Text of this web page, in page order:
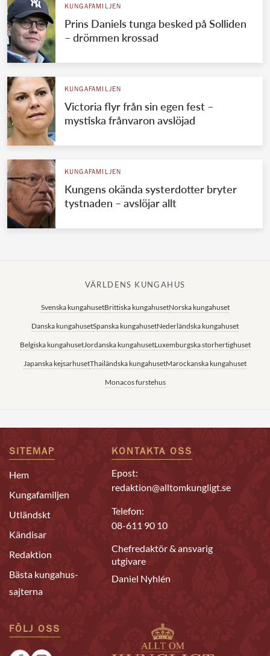
KUNGAFAMILJEN
Prins Daniels tunga besked på Solliden
– drömmen krossad
KUNGAFAMILJEN
Victoria flyr från sin egen fest –
mystiska frånvaron avslöjad
KUNGAFAMILJEN
Kungens okända systerdotter bryter
tystnaden – avslöjar allt
VÄRLDENS KUNGAHUS
Svenska kungahusetBrittiska kungahusetNorska kungahuset
Danska kungahusetSpanska kungahusetNederländska kungahuset
Belgiska kungahusetJordanska kungahusetLuxemburgska storhertighuset
Japanska kejsarhusetThailändska kungahusetMarockanska kungahuset
Monacos furstehus
SITEMAP
Hem
Kungafamiljen
Utländskt
Kändisar
Redaktion
Bästa kungahus-
sajterna
KONTAKTA OSS
Epost:
redaktion@alltomkungligt.se
Telefon:
08-611 90 10
Chefredaktör & ansvarig
utgivare
Daniel Nyhlén
FÖLJ OSS